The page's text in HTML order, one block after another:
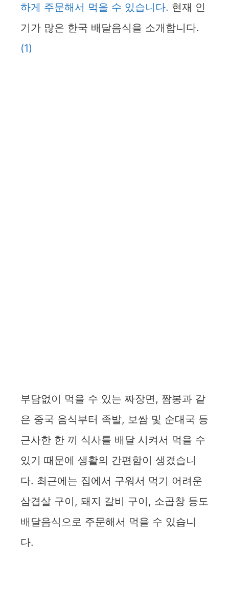
하게 주문해서 먹을 수 있습니다. 현재 인
기가 많은 한국 배달음식을 소개합니다.
(1)
부담없이 먹을 수 있는 짜장면, 짬봉과 같
은 중국 음식부터 족발, 보쌈 및 순대국 등
근사한 한 끼 식사를 배달 시켜서 먹을 수
있기 때문에 생활의 간편함이 생겼습니
다. 최근에는 집에서 구워서 먹기 어려운
삼겹살 구이, 돼지 갈비 구이, 소곱창 등도
배달음식으로 주문해서 먹을 수 있습니
다.